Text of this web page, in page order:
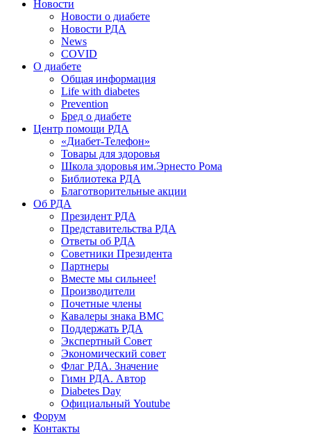
Новости
Новости о диабете
Новости РДА
News
COVID
О диабете
Общая информация
Life with diabetes
Prevention
Бред о диабете
Центр помощи РДА
«Диабет-Телефон»
Товары для здоровья
Школа здоровья им.Эрнесто Рома
Библиотека РДА
Благотворительные акции
Об РДА
Президент РДА
Представительства РДА
Ответы об РДА
Советники Президента
Партнеры
Вместе мы сильнее!
Производители
Почетные члены
Кавалеры знака ВМС
Поддержать РДА
Экспертный Совет
Экономический совет
Флаг РДА. Значение
Гимн РДА. Автор
Diabetes Day
Официальный Youtube
Форум
Контакты